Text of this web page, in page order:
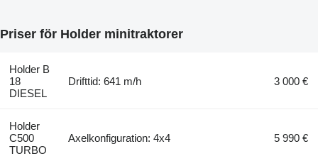
Priser för Holder minitraktorer
Holder B
18
DIESEL
Drifttid: 641 m/h 3 000 €
Holder
C500
TURBO
Axelkonfiguration: 4x4 5 990 €